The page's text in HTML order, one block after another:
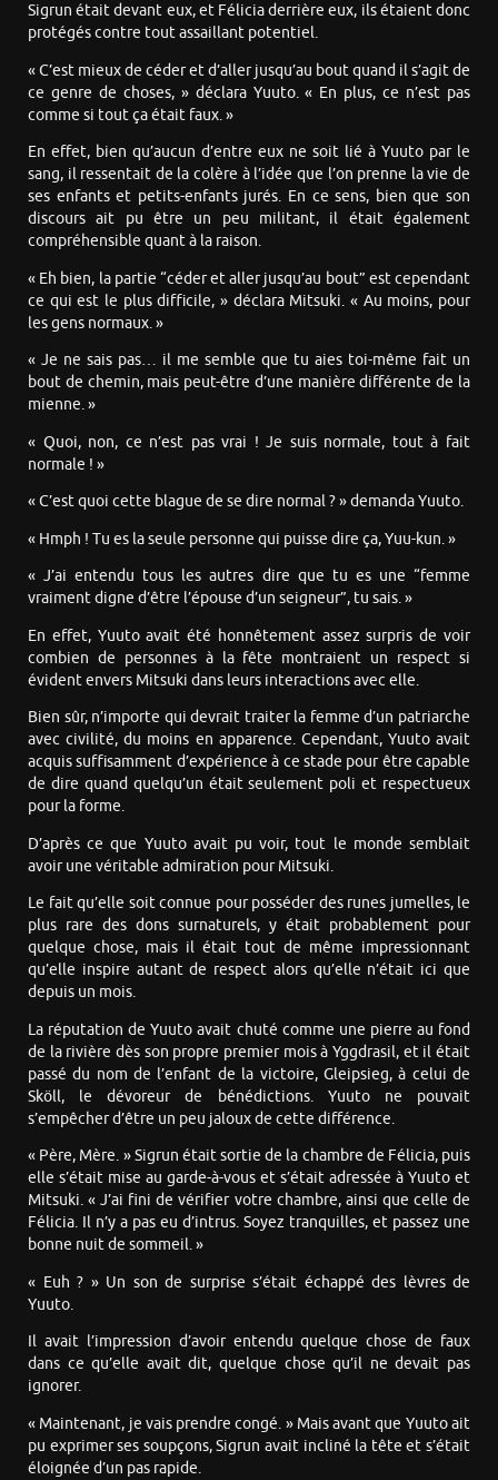
Sigrun était devant eux, et Félicia derrière eux, ils étaient donc
protégés contre tout assaillant potentiel.
« C’est mieux de céder et d’aller jusqu’au bout quand il s’agit de
ce genre de choses, » déclara Yuuto. « En plus, ce n’est pas
comme si tout ça était faux. »
En effet, bien qu’aucun d’entre eux ne soit lié à Yuuto par le
sang, il ressentait de la colère à l’idée que l’on prenne la vie de
ses enfants et petits-enfants jurés. En ce sens, bien que son
discours ait pu être un peu militant, il était également
compréhensible quant à la raison.
« Eh bien, la partie “céder et aller jusqu’au bout” est cependant
ce qui est le plus difficile, » déclara Mitsuki. « Au moins, pour
les gens normaux. »
« Je ne sais pas… il me semble que tu aies toi-même fait un
bout de chemin, mais peut-être d’une manière différente de la
mienne. »
« Quoi, non, ce n’est pas vrai ! Je suis normale, tout à fait
normale ! »
« C’est quoi cette blague de se dire normal ? » demanda Yuuto.
« Hmph ! Tu es la seule personne qui puisse dire ça, Yuu-kun. »
« J’ai entendu tous les autres dire que tu es une “femme
vraiment digne d’être l’épouse d’un seigneur”, tu sais. »
En effet, Yuuto avait été honnêtement assez surpris de voir
combien de personnes à la fête montraient un respect si
évident envers Mitsuki dans leurs interactions avec elle.
Bien sûr, n’importe qui devrait traiter la femme d’un patriarche
avec civilité, du moins en apparence. Cependant, Yuuto avait
acquis suffisamment d’expérience à ce stade pour être capable
de dire quand quelqu’un était seulement poli et respectueux
pour la forme.
D’après ce que Yuuto avait pu voir, tout le monde semblait
avoir une véritable admiration pour Mitsuki.
Le fait qu’elle soit connue pour posséder des runes jumelles, le
plus rare des dons surnaturels, y était probablement pour
quelque chose, mais il était tout de même impressionnant
qu’elle inspire autant de respect alors qu’elle n’était ici que
depuis un mois.
La réputation de Yuuto avait chuté comme une pierre au fond
de la rivière dès son propre premier mois à Yggdrasil, et il était
passé du nom de l’enfant de la victoire, Gleipsieg, à celui de
Sköll, le dévoreur de bénédictions. Yuuto ne pouvait
s’empêcher d’être un peu jaloux de cette différence.
« Père, Mère. » Sigrun était sortie de la chambre de Félicia, puis
elle s’était mise au garde-à-vous et s’était adressée à Yuuto et
Mitsuki. « J’ai fini de vérifier votre chambre, ainsi que celle de
Félicia. Il n’y a pas eu d’intrus. Soyez tranquilles, et passez une
bonne nuit de sommeil. »
« Euh ? » Un son de surprise s’était échappé des lèvres de
Yuuto.
Il avait l’impression d’avoir entendu quelque chose de faux
dans ce qu’elle avait dit, quelque chose qu’il ne devait pas
ignorer.
« Maintenant, je vais prendre congé. » Mais avant que Yuuto ait
pu exprimer ses soupçons, Sigrun avait incliné la tête et s’était
éloignée d’un pas rapide.